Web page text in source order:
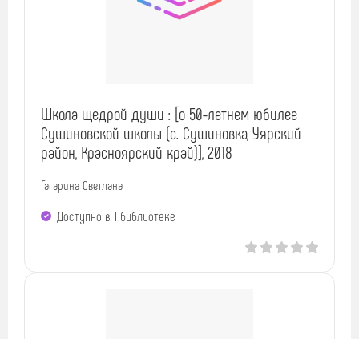
Школа щедрой души : [о 50-летнем юбилее
Сушиновской школы (с. Сушиновка, Уярский
район, Красноярский край)], 2018
Гагарина Светлана
Доступно в 1 библиотекe